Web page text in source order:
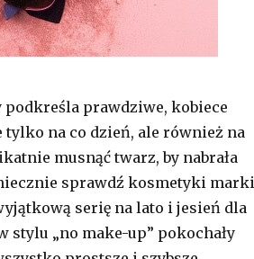
prawdziwe, kobiece
na co dzień, ale również na
musnąć twarz, by nabrała
sprawdź kosmetyki marki
serię na lato i jesień dla
stylu „no make-up” pokochały